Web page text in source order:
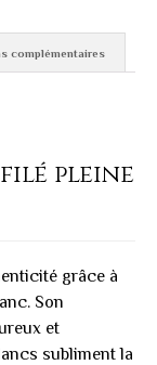
complémentaires
pleine
grâce à
Son
et
subliment la